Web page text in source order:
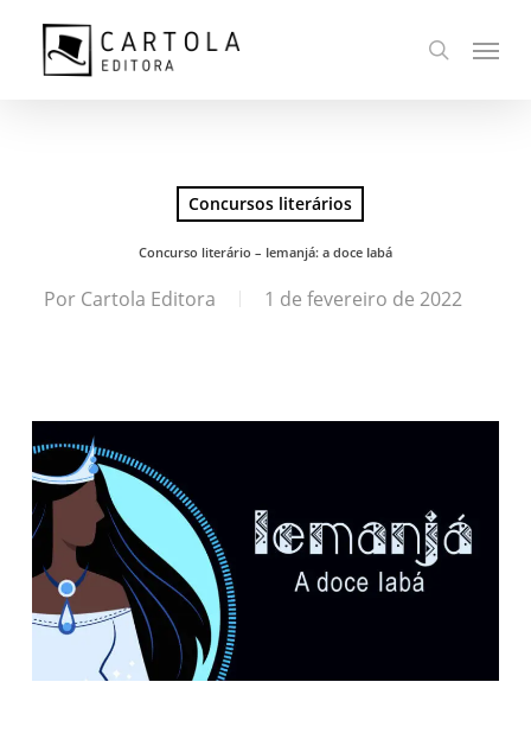
busca
Menu
Concursos literários
Concurso literário – Iemanjá: a doce Iabá
Por Cartola Editora 1 de fevereiro de 2022